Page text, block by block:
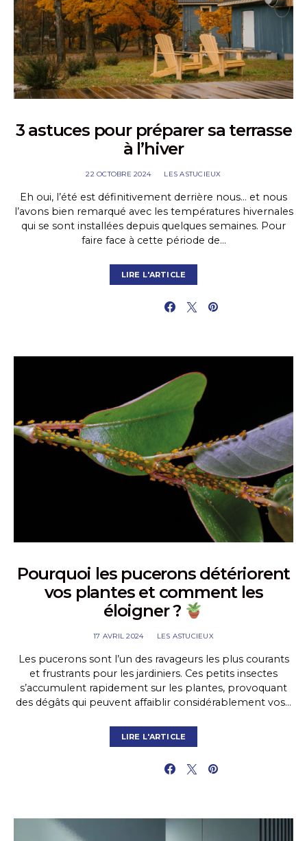
3 astuces pour préparer sa terrasse
à l’hiver
22 OCTOBRE 2024 LES ASTUCIEUX
Eh oui, l’été est définitivement derrière nous… et nous
l’avons bien remarqué avec les températures hivernales
qui se sont installées depuis quelques semaines. Pour
faire face à cette période de…
LIRE L'ARTICLE
Pourquoi les pucerons détériorent
vos plantes et comment les
éloigner ?
17 AVRIL 2024 LES ASTUCIEUX
Les pucerons sont l’un des ravageurs les plus courants
et frustrants pour les jardiniers. Ces petits insectes
s’accumulent rapidement sur les plantes, provoquant
des dégâts qui peuvent affaiblir considérablement vos…
LIRE L'ARTICLE